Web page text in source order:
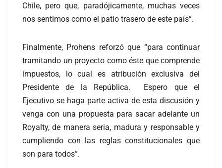
Chile, pero que, paradójicamente, muchas veces
nos sentimos como el patio trasero de este país”.
Finalmente, Prohens reforzó que “para continuar
tramitando un proyecto como éste que comprende
impuestos, lo cual es atribución exclusiva del
Presidente de la República. Espero que el
Ejecutivo se haga parte activa de esta discusión y
venga con una propuesta para sacar adelante un
Royalty, de manera seria, madura y responsable y
cumpliendo con las reglas constitucionales que
son para todos”.